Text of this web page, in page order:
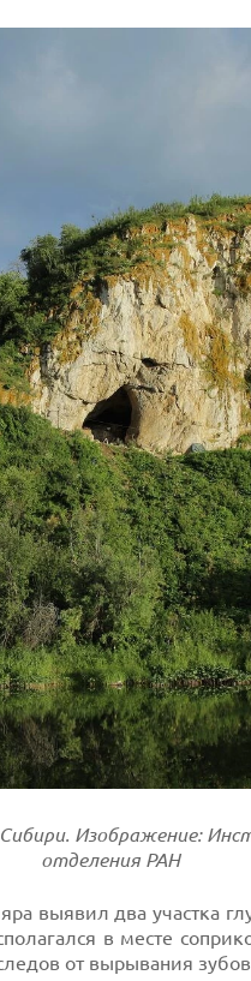
Изображение:
отделения РАН
выявил два участка
в месте
от вырывания